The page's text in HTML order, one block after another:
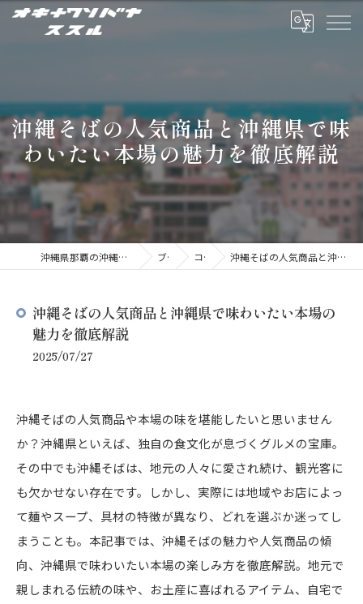
沖縄そばの人気商品と沖縄県で味
わいたい本場の魅力を徹底解説
沖縄県那覇の沖縄そばならオキナワソバヤ ススル ブログ コラム 沖縄そばの人気商品と沖縄県で味わいたい本場の魅力を徹底解説
沖縄そばの人気商品と沖縄県で味わいたい本場の
魅力を徹底解説
2025/07/27
沖縄そばの人気商品や本場の味を堪能したいと思いません
か？沖縄県といえば、独自の食文化が息づくグルメの宝庫。
その中でも沖縄そばは、地元の人々に愛され続け、観光客に
も欠かせない存在です。しかし、実際には地域やお店によっ
て麺やスープ、具材の特徴が異なり、どれを選ぶか迷ってし
まうことも。本記事では、沖縄そばの魅力や人気商品の傾
向、沖縄県で味わいたい本場の楽しみ方を徹底解説。地元で
親しまれる伝統の味や、お土産に喜ばれるアイテム、自宅で